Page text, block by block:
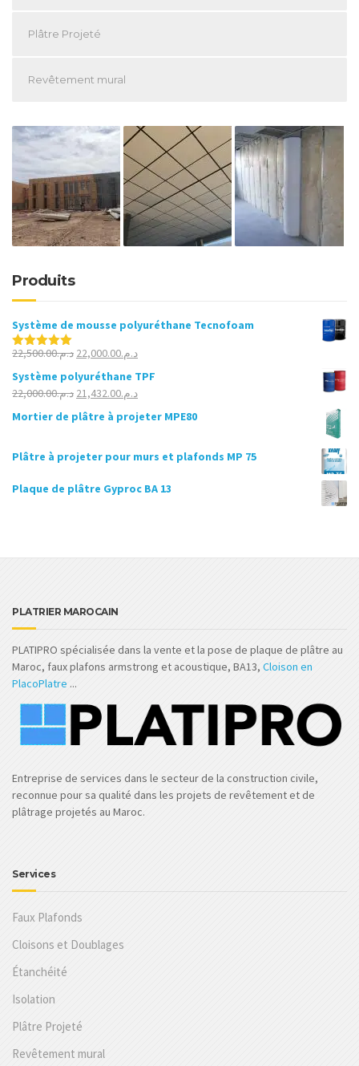
Plâtre Projeté
Revêtement mural
Produits
Système de mousse polyuréthane Tecnofoam
Note5.00د.م.22,500.00
Le
initial
était :
د.م.22,500.00.
د.م.22,000.00
Le
est :
Système polyuréthane TPF
د.م.22,000.00
Le
prix
د.م.22,000.00.
د.م.21,432.00
Le
actuel
د.م.21,432.00.
Mortier de plâtre à projeter MPE80
Plâtre à projeter pour murs et plafonds MP 75
Plaque de plâtre Gyproc BA 13
PLATRIER MAROCAIN
PLATIPRO spécialisée dans la vente et la pose de plaque de plâtre au
Maroc, faux plafons armstrong et acoustique, BA13, Cloison en
PlacoPlatre ...
Entreprise de services dans le secteur de la construction civile,
reconnue pour sa qualité dans les projets de revêtement et de
plâtrage projetés au Maroc.
Services
Faux Plafonds
Cloisons et Doublages
Étanchéité
Isolation
Plâtre Projeté
Revêtement mural